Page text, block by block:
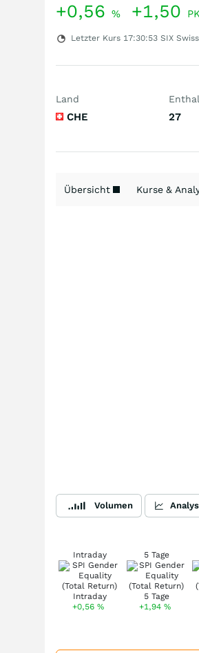
+0,56 % +1,50
Letzter Kurs 17:30:53 SIX
Land
CHE 27
Übersicht Kurse &
Volumen
Intraday
+0,56%
5 Tage
+1,94%